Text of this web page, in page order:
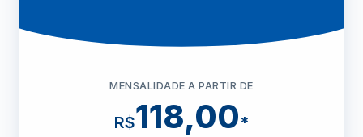
MENSALIDADE A PARTIR DE
R$118,00*